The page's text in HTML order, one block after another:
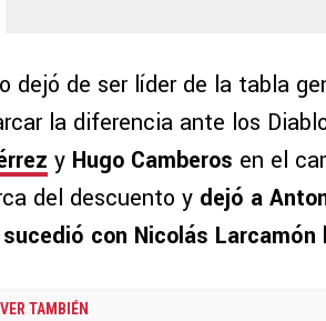
dejó de ser líder de la tabla
la diferencia ante los
y Hugo Camberos en el
del descuento y dejó a
con Nicolás Larcamón
VER TAMBIÉN